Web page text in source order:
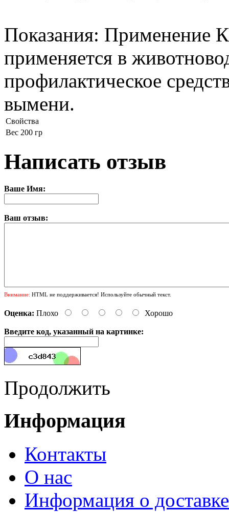
Показания: Применение
применяется в
профилактическое
вымени.
Свойства
Вес 200 гр
Написать отзыв
Ваше Имя:
Ваш отзыв:
Внимание: HTML не поддерживается! Используйте обычный текст.
Оценка: Плохо Хорошо
Введите код, указанный на картинке:
Продолжить
Информация
Контакты
О нас
Информация о доставке